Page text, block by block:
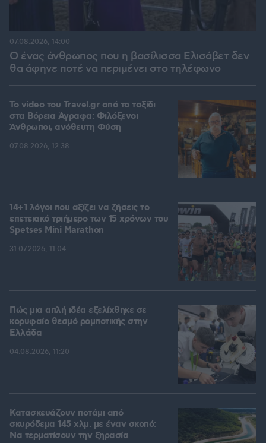
Ο ένας άνθρωπος που η βασίλισσα Ελισάβετ δεν
θα άφηνε ποτέ να περιμένει στο τηλέφωνο
07.08.2026, 14:00
To video του Travel.gr από το ταξίδι
στα Βόρεια Άγραφα: Φιλόξενοι
Άνθρωποι, ανόθευτη Φύση
07.08.2026, 12:38
14+1 λόγοι που αξίζει να ζήσεις το
επετειακό τριήμερο των 15 χρόνων του
Spetses Mini Marathon
31.07.2026, 11:04
Πώς μια απλή ιδέα εξελίχθηκε σε
κορυφαίο θεσμό ρομποτικής στην
Ελλάδα
04.08.2026, 11:20
Κατασκευάζουν ποτάμι από
σκυρόδεμα 145 χλμ. με έναν σκοπό:
Να τερματίσουν την ξηρασία